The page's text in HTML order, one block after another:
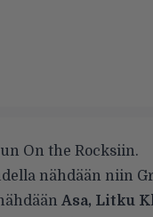
On the Rocksiin.
nähdään niin
Asa, Litku